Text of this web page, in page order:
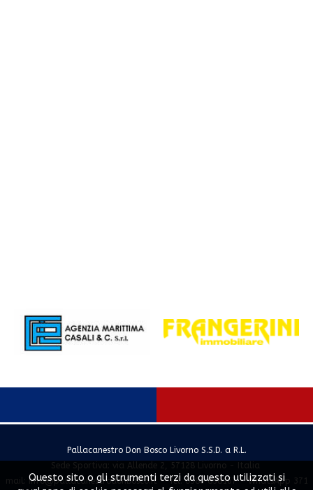
Pallacanestro Don Bosco Livorno S.S.D. a R.L.
Sede Sportiva: via Allende 2, 57128 Livorno - Italia
mail: info@pallacanestrodonbosco.it - Tel. 0586 858167 - WhatsApp 371
Questo sito o gli strumenti terzi da questo utilizzati si